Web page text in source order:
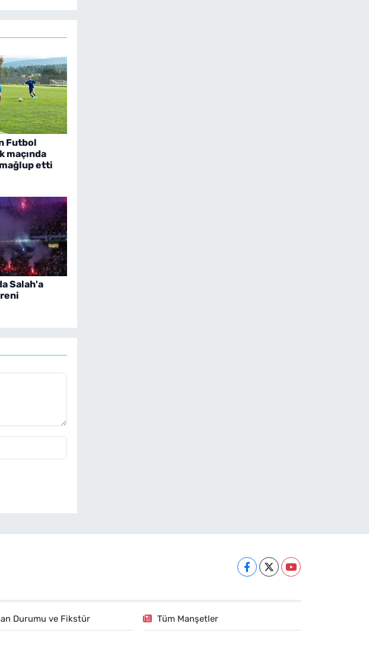
Futbol
maçında
etti
Salah'a
Durumu ve Fikstür Tüm Manşetler